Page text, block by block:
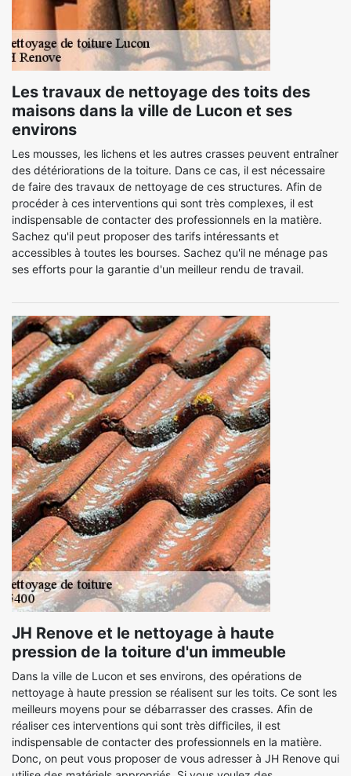
Les travaux de nettoyage des toits des
maisons dans la ville de Lucon et ses
environs
Les mousses, les lichens et les autres crasses peuvent entraîner
des détériorations de la toiture. Dans ce cas, il est nécessaire
de faire des travaux de nettoyage de ces structures. Afin de
procéder à ces interventions qui sont très complexes, il est
indispensable de contacter des professionnels en la matière.
Sachez qu'il peut proposer des tarifs intéressants et
accessibles à toutes les bourses. Sachez qu'il ne ménage pas
ses efforts pour la garantie d'un meilleur rendu de travail.
JH Renove et le nettoyage à haute
pression de la toiture d'un immeuble
Dans la ville de Lucon et ses environs, des opérations de
nettoyage à haute pression se réalisent sur les toits. Ce sont les
meilleurs moyens pour se débarrasser des crasses. Afin de
réaliser ces interventions qui sont très difficiles, il est
indispensable de contacter des professionnels en la matière.
Donc, on peut vous proposer de vous adresser à JH Renove qui